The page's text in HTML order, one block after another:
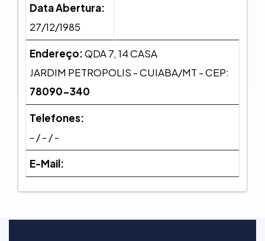
Data Abertura:
27/12/1985
Endereço:QDA 7, 14 CASA
JARDIM PETROPOLIS - CUIABA/MT - CEP:
78090-340
Telefones:
- / - / -
E-Mail: